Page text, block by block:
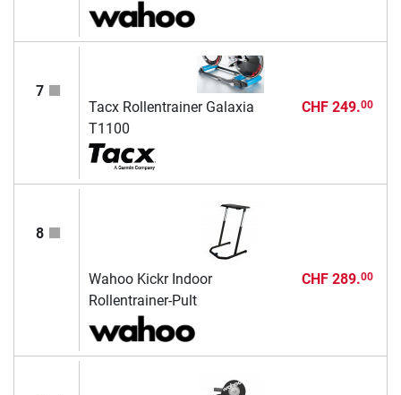
7
Tacx Rollentrainer Galaxia
T1100
CHF 249.00
8
Wahoo Kickr Indoor
Rollentrainer-Pult
CHF 289.00